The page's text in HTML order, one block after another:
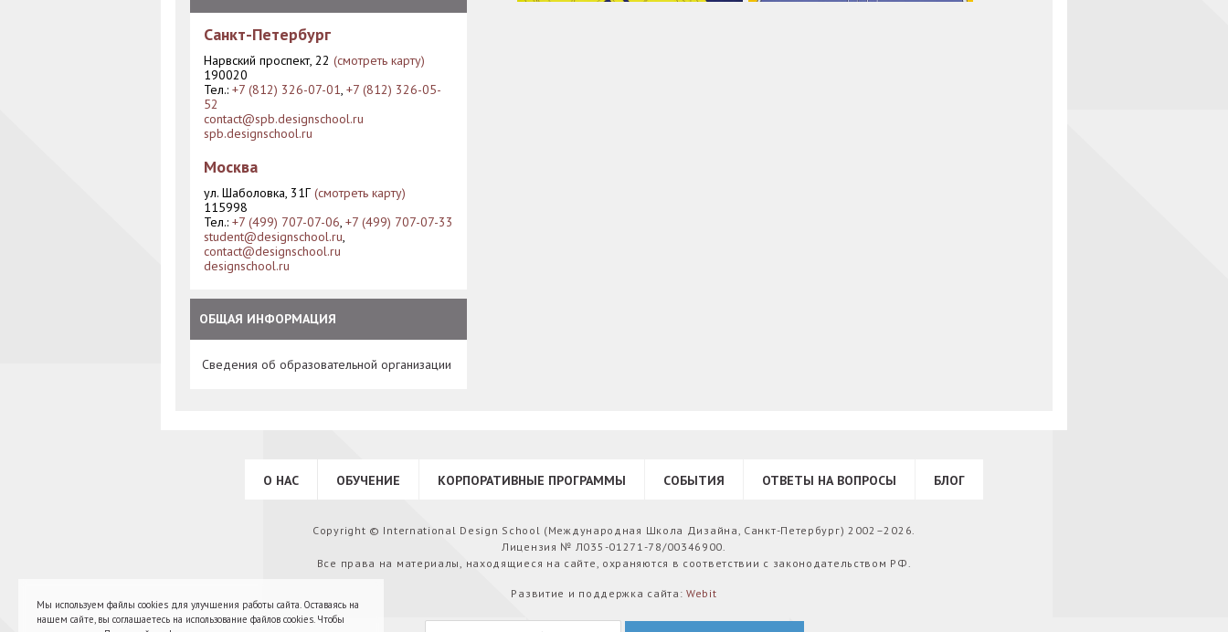
Санкт-Петербург
Нарвский проспект, 22 (смотреть карту)
190020
Тел.: +7 (812) 326-07-01, +7 (812) 326-05-
52
contact@spb.designschool.ru
spb.designschool.ru
Москва
ул. Шаболовка, 31Г (смотреть карту)
115998
Тел.: +7 (499) 707-07-06, +7 (499) 707-07-33
student@designschool.ru,
contact@designschool.ru
designschool.ru
ОБЩАЯ ИНФОРМАЦИЯ
Сведения об образовательной организации
О НАС ОБУЧЕНИЕ КОРПОРАТИВНЫЕ ПРОГРАММЫ СОБЫТИЯ ОТВЕТЫ НА ВОПРОСЫ БЛОГ
Copyright © International Design School (Международная Школа Дизайна, Санкт-Петербург) 2002–2026.
Лицензия № Л035-01271-78/00346900.
Все права на материалы, находящиеся на сайте, охраняются в соответствии с законодательством РФ.
Развитие и поддержка сайта:Webit
Мы используем файлы cookies для улучшения работы сайта. Оставаясь на
нашем сайте, вы соглашаетесь на использование файлов cookies. Чтобы